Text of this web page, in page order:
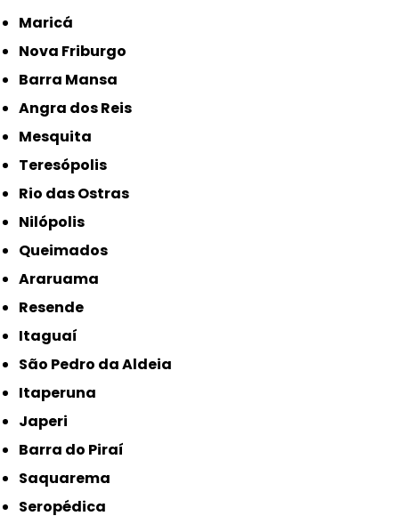
Maricá
Nova Friburgo
Barra Mansa
Angra dos Reis
Mesquita
Teresópolis
Rio das Ostras
Nilópolis
Queimados
Araruama
Resende
Itaguaí
São Pedro da Aldeia
Itaperuna
Japeri
Barra do Piraí
Saquarema
Seropédica